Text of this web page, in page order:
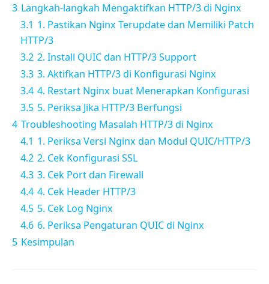
3 Langkah-langkah Mengaktifkan HTTP/3 di Nginx
3.1 1. Pastikan Nginx Terupdate dan Memiliki Patch
HTTP/3
3.2 2. Install QUIC dan HTTP/3 Support
3.3 3. Aktifkan HTTP/3 di Konfigurasi Nginx
3.4 4. Restart Nginx buat Menerapkan Konfigurasi
3.5 5. Periksa Jika HTTP/3 Berfungsi
4 Troubleshooting Masalah HTTP/3 di Nginx
4.1 1. Periksa Versi Nginx dan Modul QUIC/HTTP/3
4.2 2. Cek Konfigurasi SSL
4.3 3. Cek Port dan Firewall
4.4 4. Cek Header HTTP/3
4.5 5. Cek Log Nginx
4.6 6. Periksa Pengaturan QUIC di Nginx
5 Kesimpulan